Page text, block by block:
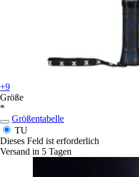
+9
Größe
*
Größentabelle
TU
Dieses Feld ist erforderlich
Versand in 5 Tagen